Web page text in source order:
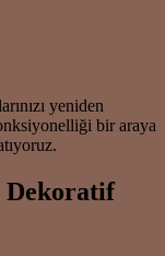
yeniden
bir araya
Dekoratif